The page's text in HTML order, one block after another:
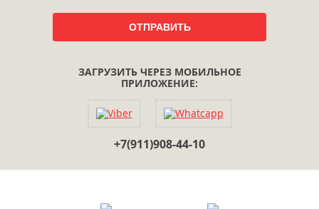
ЗАГРУЗИТЬ ЧЕРЕЗ МОБИЛЬНОЕ
ПРИЛОЖЕНИЕ:
+7(911)908-44-10